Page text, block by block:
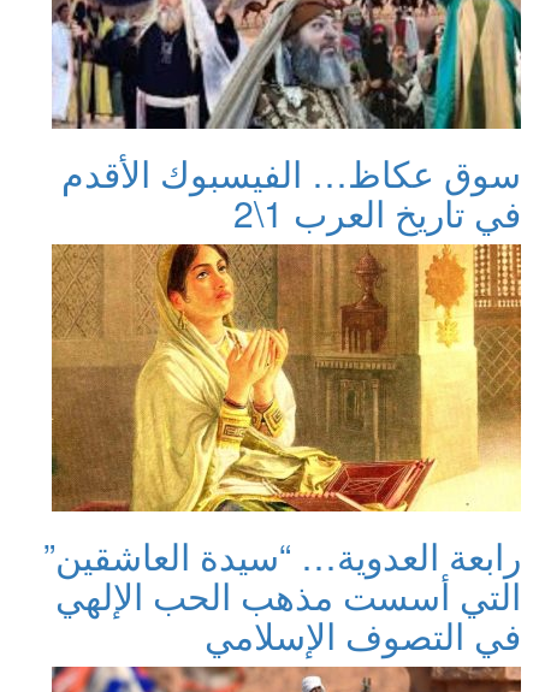
سوق عكاظ… الفيسبوك الأقدم
في تاريخ العرب 1\2
رابعة العدوية… “سيدة العاشقين”
التي أسست مذهب الحب الإلهي
في التصوف الإسلامي